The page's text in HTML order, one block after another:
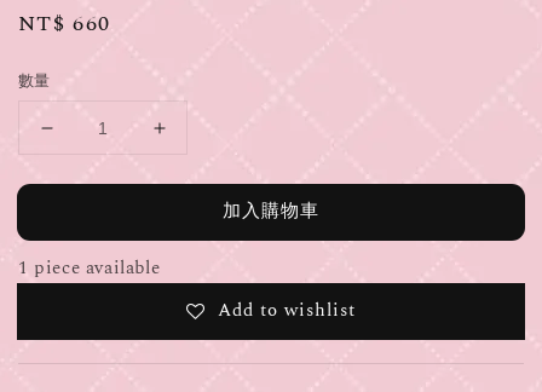
Regular
NT$ 660
數量
加入購物車
1 piece available
Add to wishlist